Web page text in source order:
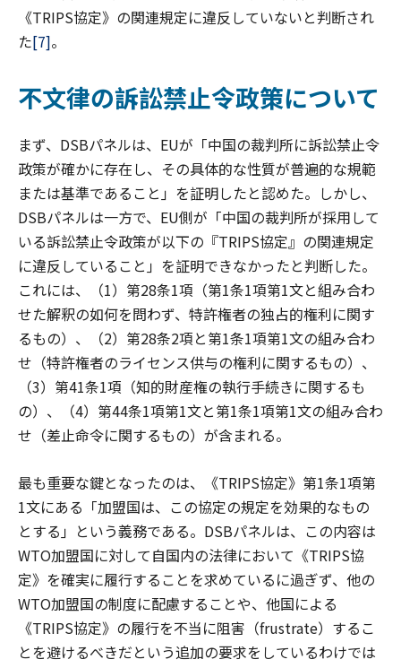
《TRIPS協定》の関連規定に違反していないと判断され
た[7]。
不文律の訴訟禁止令政策について
まず、DSBパネルは、EUが「中国の裁判所に訴訟禁止令
政策が確かに存在し、その具体的な性質が普遍的な規範
または基準であること」を証明したと認めた。しかし、
DSBパネルは一方で、EU側が「中国の裁判所が採用して
いる訴訟禁止令政策が以下の『TRIPS協定』の関連規定
に違反していること」を証明できなかったと判断した。
これには、（1）第28条1項（第1条1項第1文と組み合わ
せた解釈の如何を問わず、特許権者の独占的権利に関す
るもの）、（2）第28条2項と第1条1項第1文の組み合わ
せ（特許権者のライセンス供与の権利に関するもの）、
（3）第41条1項（知的財産権の執行手続きに関するも
の）、（4）第44条1項第1文と第1条1項第1文の組み合わ
せ（差止命令に関するもの）が含まれる。
最も重要な鍵となったのは、《TRIPS協定》第1条1項第
1文にある「加盟国は、この協定の規定を効果的なもの
とする」という義務である。DSBパネルは、この内容は
WTO加盟国に対して自国内の法律において《TRIPS協
定》を確実に履行することを求めているに過ぎず、他の
WTO加盟国の制度に配慮することや、他国による
《TRIPS協定》の履行を不当に阻害（frustrate）するこ
とを避けるべきだという追加の要求をしているわけでは